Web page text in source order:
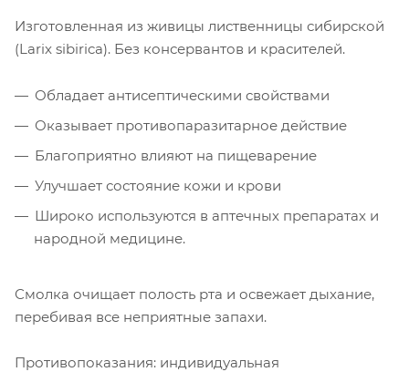
Изготовленная из живицы лиственницы сибирской
(Larix sibirica). Без консервантов и красителей.
Обладает антисептическими свойствами
Оказывает противопаразитарное действие
Благоприятно влияют на пищеварение
Улучшает состояние кожи и крови
Широко используются в аптечных препаратах и
народной медицине.
Смолка очищает полость рта и освежает дыхание,
перебивая все неприятные запахи.
Противопоказания: индивидуальная